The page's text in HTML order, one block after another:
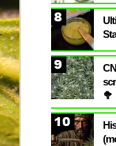
8
9
🥦
10